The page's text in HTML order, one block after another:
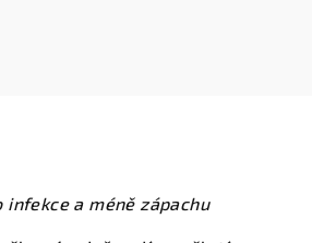
a méně zápachu